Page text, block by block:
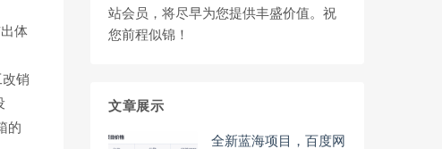
体
销
的
站会员，将尽早为您提供丰盛价值。祝
您前程似锦！
文章展示
全新蓝海项目，百度网